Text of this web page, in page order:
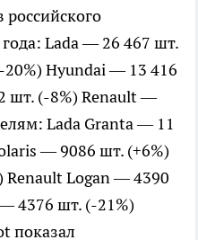
года: Lada — 26 467 шт.
Hyundai — 13 416
шт. (-8%) Renault —
Lada Granta — 11
— 9086 шт. (+6%)
Logan — 4390
4376 шт. (-21%)
показал